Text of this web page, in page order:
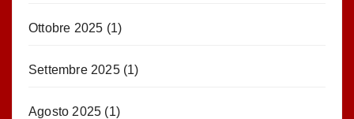
Ottobre 2025 (1)
Settembre 2025(1)
Agosto 2025 (1)